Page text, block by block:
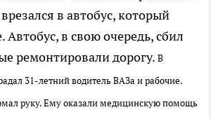
в автобус, который
Автобус, в свою очередь, сбил
ремонтировали дорогу. В
31-летний водитель ВАЗа и рабочие.
руку. Ему оказали медицинскую помощь